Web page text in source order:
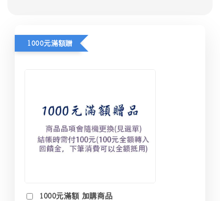
1000元滿額贈
1000元滿額 加購商品